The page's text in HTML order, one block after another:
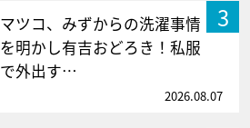
3
マツコ、みずからの洗濯事情
を明かし有吉おどろき！私服
で外出す…
2026.08.07